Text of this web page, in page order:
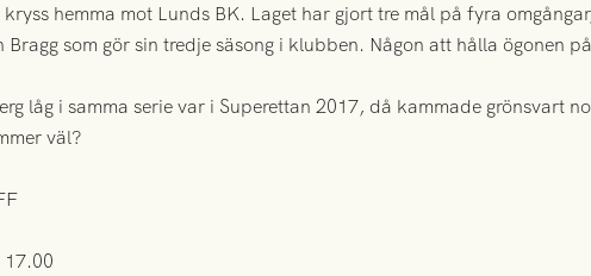
hemma mot Lunds BK. Laget har gjort tre mål på fyra
som gör sin tredje säsong i klubben. Någon att hålla ögonen
låg i samma serie var i Superettan 2017, då kammade grönsvart
väl?